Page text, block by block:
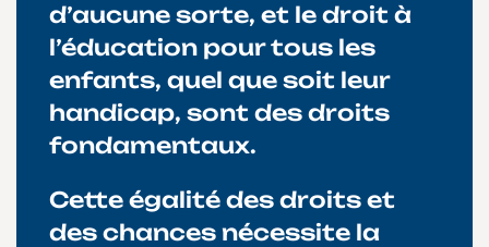
d’aucune sorte, et le droit à
l’éducation pour tous les
enfants, quel que soit leur
handicap, sont des droits
fondamentaux.
Cette égalité des droits et
des chances nécessite la